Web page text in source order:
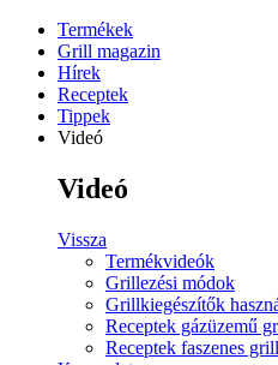
Termékek
Grill magazin
Hírek
Receptek
Tippek
Videó
Videó
Vissza
Termékvideók
Grillezési módok
Grillkiegészítők
Receptek gázüzemű
Receptek faszenes